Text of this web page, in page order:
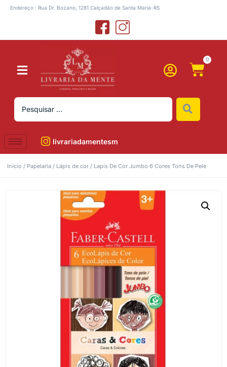
Endereço : Rua Dr. Bozano, 1281 Calçadão de Santa Maria-RS
0
livrariadamentesm
Início / Papelaria / Lápis de cor / Lapis De Cor Jumbo 6 Cores Tons De Pele